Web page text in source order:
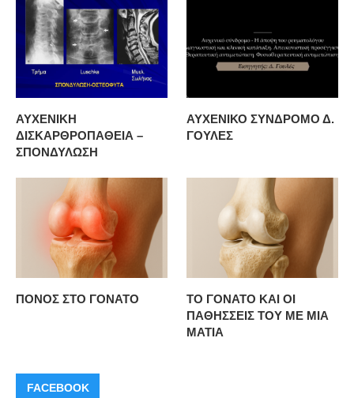
ΑΥΧΕΝΙΚΗ
ΔΙΣΚΑΡΘΡΟΠΑΘΕΙΑ –
ΣΠΟΝΔΥΛΩΣΗ
ΑΥΧΕΝΙΚΟ ΣΥΝΔΡΟΜΟ Δ.
ΓΟΥΛΕΣ
ΠΟΝΟΣ ΣΤΟ ΓΟΝΑΤΟ
ΤΟ ΓΟΝΑΤΟ ΚΑΙ ΟΙ
ΠΑΘΗΣΣΕΙΣ ΤΟΥ ΜΕ ΜΙΑ
ΜΑΤΙΑ
FACEBOOK